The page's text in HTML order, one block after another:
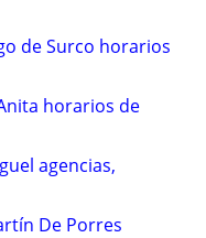
de Surco horarios
horarios de
agencias,
De Porres